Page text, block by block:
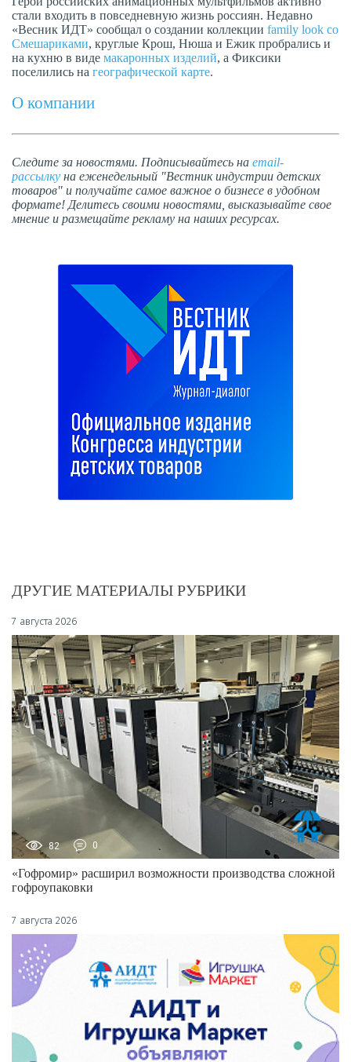
стали входить в повседневную жизнь россиян. Недавно
«Весник ИДТ» сообщал о создании коллекции family look со
Смешариками, круглые Крош, Нюша и Ежик пробрались и
на кухню в виде макаронных изделий, а Фиксики
поселились на географической карте.
О компании
Следите за новостями. Подписывайтесь на email-
рассылку на еженедельный "Вестник индустрии детских
товаров" и получайте самое важное о бизнесе в удобном
формате! Делитесь своими новостями, высказывайте свое
мнение и размещайте рекламу на наших ресурсах.
ДРУГИЕ МАТЕРИАЛЫ РУБРИКИ
7 августа 2026
82 0
«Гофромир» расширил возможности производства сложной
гофроупаковки
7 августа 2026